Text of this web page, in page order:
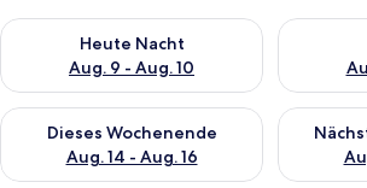
Heute Nacht
Aug. 9 - Aug. 10
Überprüfe die Verfügbarkeit für heute
Dieses Wochenende
Aug. 14 - Aug. 16
Überprüfe die Verfügbarkeit für dieses